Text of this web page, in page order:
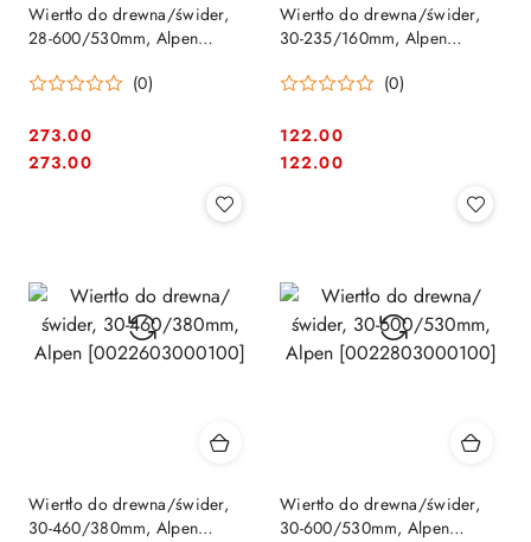
Wiertło do drewna/świder,
28-600/530mm, Alpen
(0)
Cena:
273.00
Cena:
273.00
Wiertło do drewna/świder,
30-235/160mm, Alpen
(0)
Cena:
122.00
Cena:
122.00
Wiertło do drewna/świder,
30-460/380mm, Alpen
Wiertło do drewna/świder,
30-600/530mm, Alpen